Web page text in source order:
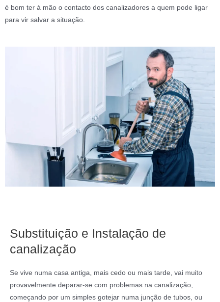
é bom ter à mão o contacto dos canalizadores a quem pode ligar
para vir salvar a situação.
Substituição e Instalação de
canalização
Se vive numa casa antiga, mais cedo ou mais tarde, vai muito
provavelmente deparar-se com problemas na canalização,
começando por um simples gotejar numa junção de tubos, ou